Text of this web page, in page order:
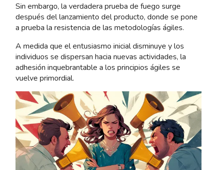
Sin embargo, la verdadera prueba de fuego surge
después del lanzamiento del producto, donde se pone
a prueba la resistencia de las metodologías ágiles.
A medida que el entusiasmo inicial disminuye y los
individuos se dispersan hacia nuevas actividades, la
adhesión inquebrantable a los principios ágiles se
vuelve primordial.